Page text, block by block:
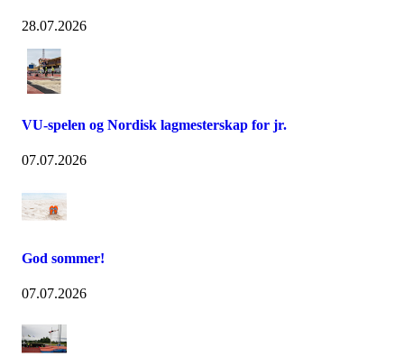
28.07.2026
VU-spelen og Nordisk lagmesterskap for jr.
07.07.2026
God sommer!
07.07.2026